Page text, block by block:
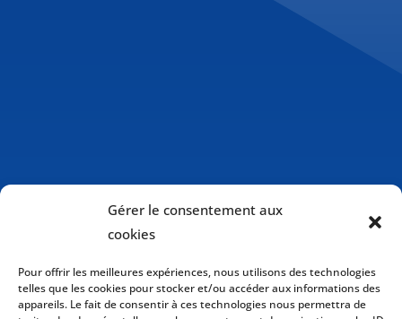
Gérer le consentement aux
cookies
Pour offrir les meilleures expériences, nous utilisons des technologies
telles que les cookies pour stocker et/ou accéder aux informations des
appareils. Le fait de consentir à ces technologies nous permettra de